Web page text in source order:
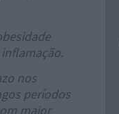
nos
períodos
maior